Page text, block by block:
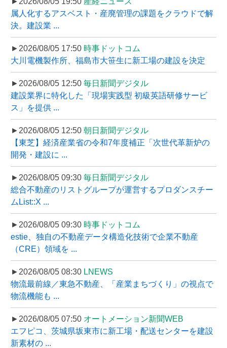
属人化するアスベスト・産廃管理の課題をクラウドで解
決。建設業 ...
►2026/08/05 17:50 時事ドットコム
大川電機製作所、福島市大笹生に新工場の建設を決定
►2026/08/05 12:50 毎日新聞デジタル
建設業界に特化した「現場実践型 初級英語研修サービ
ス」を提供 ...
►2026/08/05 12:50 朝日新聞デジタル
【東芝】経済産業省の令和7年度補正「次世代革新炉の
開発・建設に ...
►2026/08/05 09:30 毎日新聞デジタル
総合不動産のリストグループが運営するプロダンスチー
ムList::X ...
►2026/08/05 09:30 時事ドットコム
estie、独自の不動産データ構造化技術で企業不動産
（CRE）領域を ...
►2026/08/05 08:30 LNEWS
物流最前線／東急不動産、「産業まちづくり」の視点で
物流機能も ...
►2026/08/05 07:50 オートメーション新聞WEB
エフピコ、茨城県坂東市に新工場・配送センターを建設
新素材の ...